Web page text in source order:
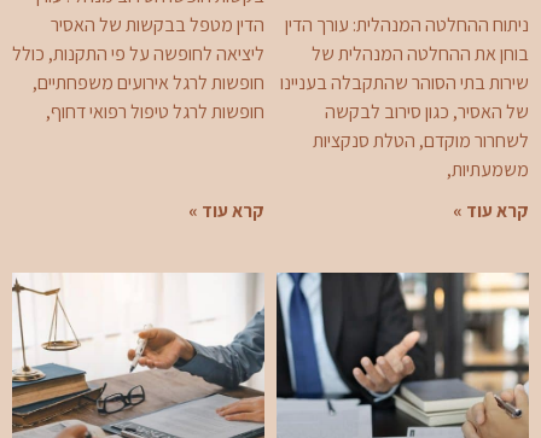
ניתוח ההחלטה המנהלית: עורך הדין
בוחן את ההחלטה המנהלית של
שירות בתי הסוהר שהתקבלה בעניינו
של האסיר, כגון סירוב לבקשה
לשחרור מוקדם, הטלת סנקציות
משמעתיות,
קרא עוד »
הדין מטפל בבקשות של האסיר
ליציאה לחופשה על פי התקנות, כולל
חופשות לרגל אירועים משפחתיים,
חופשות לרגל טיפול רפואי דחוף,
קרא עוד »